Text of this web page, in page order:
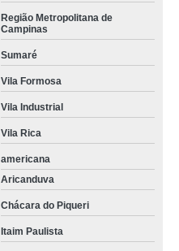
Região Metropolitana de
Campinas
Sumaré
Vila Formosa
Vila Industrial
Vila Rica
americana
Aricanduva
Chácara do Piqueri
Itaim Paulista